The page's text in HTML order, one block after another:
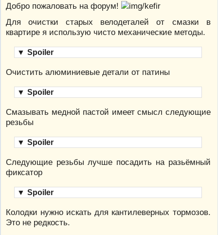
Добро пожаловать на форум!
Для очистки старых велодеталей от смазки в
квартире я использую чисто механические методы.
▼ Spoiler
Очистить алюминиевые детали от патины
▼ Spoiler
Смазывать медной пастой имеет смысл следующие
резьбы
▼ Spoiler
Следующие резьбы лучше посадить на разьёмный
фиксатор
▼ Spoiler
Колодки нужно искать для кантилеверных тормозов.
Это не редкость.